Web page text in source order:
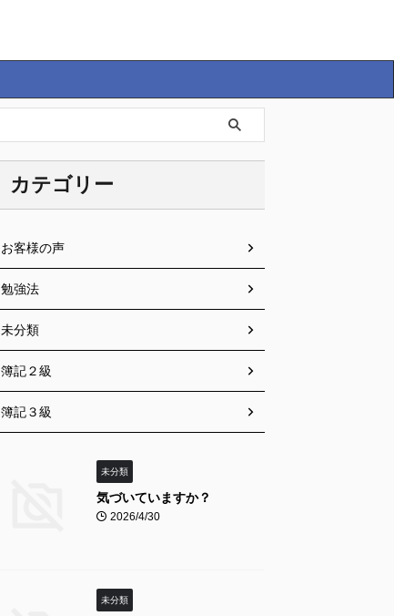
カテゴリー
お客様の声
勉強法
未分類
簿記２級
簿記３級
未分類
気づいていますか？
2026/4/30
未分類